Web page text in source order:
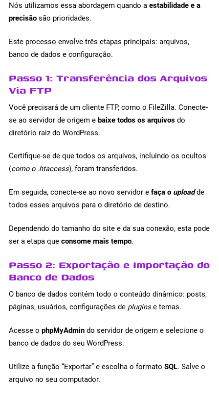
Nós utilizamos essa abordagem quando a estabilidade e a
precisão são prioridades.
Este processo envolve três etapas principais: arquivos,
banco de dados e configuração.
Passo 1: Transferência dos Arquivos
Via FTP
Você precisará de um cliente FTP, como o FileZilla. Conecte-
se ao servidor de origem e baixe todos os arquivos do
diretório raiz do WordPress.
Certifique-se de que todos os arquivos, incluindo os ocultos
(como o .htaccess), foram transferidos.
Em seguida, conecte-se ao novo servidor e faça o uploadde
todos esses arquivos para o diretório de destino.
Dependendo do tamanho do site e da sua conexão, esta pode
ser a etapa que consome mais tempo.
Passo 2: Exportação e Importação do
Banco de Dados
O banco de dados contém todo o conteúdo dinâmico: posts,
páginas, usuários, configurações de plugins e temas.
Acesse o phpMyAdmin do servidor de origem e selecione o
banco de dados do seu WordPress.
Utilize a função “Exportar” e escolha o formato SQL. Salve o
arquivo no seu computador.